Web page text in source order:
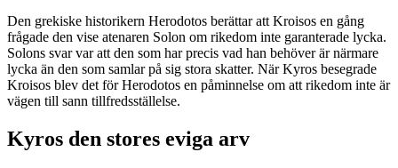
Den grekiske historikern Herodotos berättar att Kroisos en gång
frågade den vise atenaren Solon om rikedom inte garanterade lycka.
Solons svar var att den som har precis vad han behöver är närmare
lycka än den som samlar på sig stora skatter. När Kyros besegrade
Kroisos blev det för Herodotos en påminnelse om att rikedom inte är
vägen till sann tillfredsställelse.
Kyros den stores eviga arv